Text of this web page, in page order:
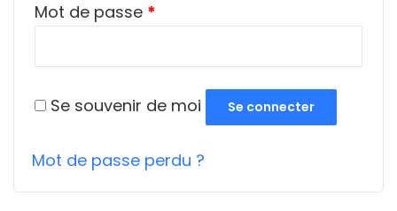
Mot de passe *
Se souvenir de moi Se connecter
Mot de passe perdu ?